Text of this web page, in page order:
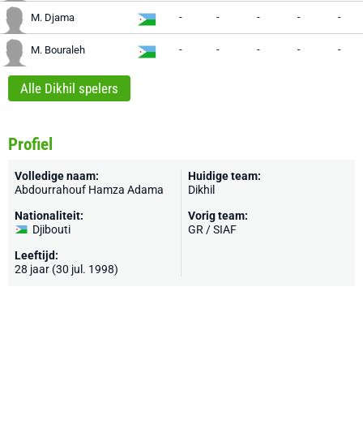
M. Djama - - - - -
M. Bouraleh - - - - -
Alle Dikhil spelers
Profiel
Volledige naam:
Abdourrahouf Hamza Adama
Nationaliteit:
Djibouti
Leeftijd:
28 jaar (30 jul. 1998)
Huidige team:
Dikhil
Vorig team:
GR / SIAF